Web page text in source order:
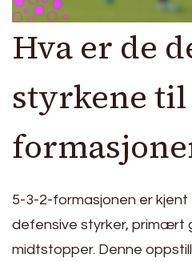
Hva er de
styrkene til
5-3-2-formasjonen er
defensive styrker, primært
midtstopper. Denne